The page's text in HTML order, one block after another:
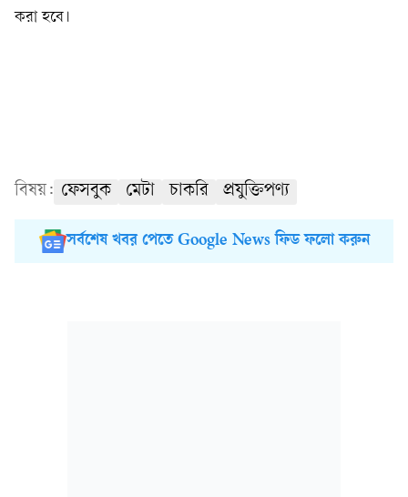
করা হবে।
বিষয়: ফেসবুক মেটা চাকরি প্রযুক্তিপণ্য
সর্বশেষ খবর পেতে Google News ফিড ফলো করুন